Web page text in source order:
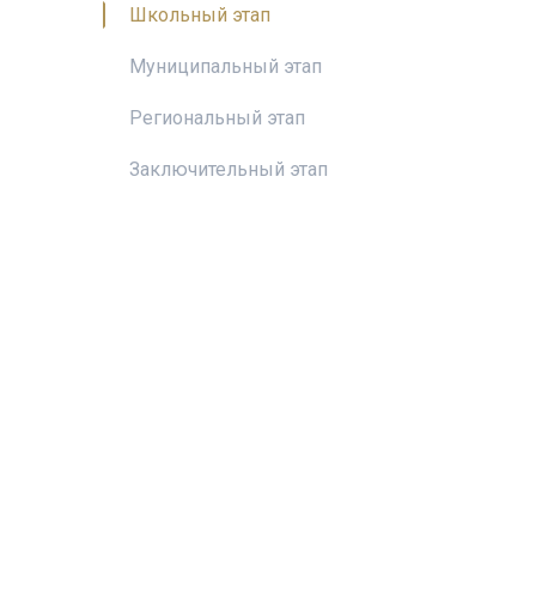
Школьный этап
Муниципальный этап
Региональный этап
Заключительный этап